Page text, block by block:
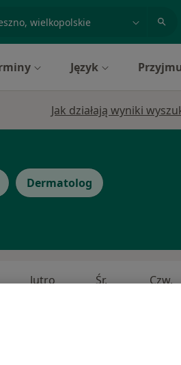
Język
Jak działają wyniki
Dermatolog
Jutro Śr, Czw,